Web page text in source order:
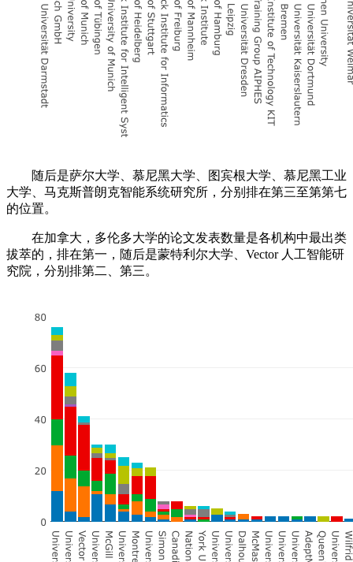
随后是萨尔大学、慕尼黑大学、图宾根大学、慕尼黑工业
大学、马克斯普朗克智能系统研究所，分别排在第三至第第七
的位置。
在加拿大，多伦多大学的论文发表数量是各机构中最出类
拔萃的，排在第一，随后是蒙特利尔大学、Vector 人工智能研
究院，分别排第二、第三。